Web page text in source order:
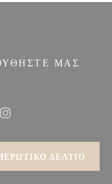
ΜΑΣ
((ανοίγει σε νέο
Instagram ((ανοίγει
ΔΕΛΤΊΟ